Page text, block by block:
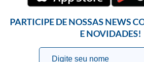
PARTICIPE DE NOSSAS NEWS
E NOVIDADES!